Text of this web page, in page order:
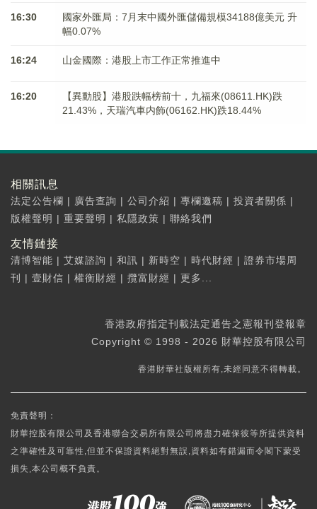
16:30
國家外匯局：7月末中國外匯儲備規模34188億美元 升
幅0.07%
16:24 山金國際：港股上市工作正常推進中
16:20
【異動股】港股跌幅榜前十，九福來(08611.HK)跌
21.43%，天瑞汽車内飾(06162.HK)跌18.44%
相關訊息
法定公告欄 | 廣告查詢 | 公司介紹 | 專欄邀稿 | 投資者關係 |
版權聲明 | 重要聲明 | 私隱政策 | 聯絡我們
友情鏈接
清博智能 | 艾媒諮詢 | 和訊 | 新時空 | 時代財經 | 證券市場周
刊
| 壹財信 | 權衡財經 | 攬富財經 | 更多...
香港政府指定刊載法定通告之憲報刊登報章
Copyright © 1998 - 2026 財華控股有限公司
香港財華社版權所有,未經同意不得轉載。
免責聲明：
財華控股有限公司及香港聯合交易所有限公司將盡力確保彼等所提供資料
之準確性及可靠性,但並不保證資料絕對無誤,資料如有錯漏而令閣下蒙受
損失,本公司概不負責。